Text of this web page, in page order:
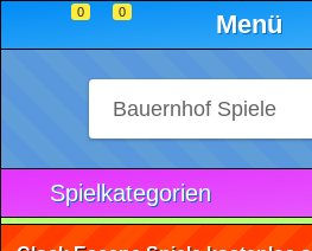
0 0 Menü
Spielkategorien